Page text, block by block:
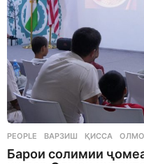
PEOPLE ВАРЗИШ ,ҚИССА ,
Барои солимии